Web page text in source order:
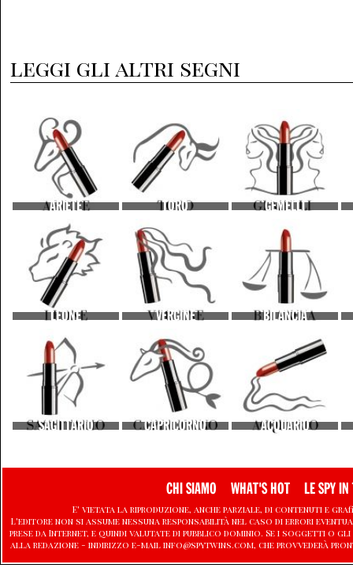
leggi gli altri segni
ARIETE TORO GEMELLI
LEONE VERGINE BILANCIA
SAGITTARIO CAPRICORNO ACQUARIO
CHI SIAMO WHAT'S HOT LE SPY IN
E' vietata la riproduzione, anche parziale, di contenuti e
L'editore non si assume nessuna responsabilità nel caso di errori
prese da Internet, e quindi valutate di pubblico dominio. Se i soggetti
alla redazione - indirizzo e-mail info@spytwins.com, che provvederà